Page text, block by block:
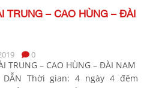
TRUNG – CAO HÙNG – ĐÀI
0
TRUNG – CAO HÙNG – ĐÀI NAM
DẪN Thời gian: 4 ngày 4 đêm